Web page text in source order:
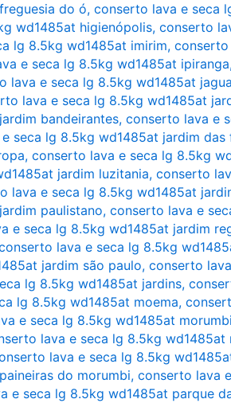
do ó, conserto lava e seca
wd1485at higienópolis, conserto
lg 8.5kg wd1485at imirim, conserto
e seca lg 8.5kg wd1485at ipiranga
lava e seca lg 8.5kg wd1485at
lava e seca lg 8.5kg wd1485at
bandeirantes, conserto lava e
seca lg 8.5kg wd1485at jardim das
, conserto lava e seca lg 8.5kg
jardim luzitania, conserto
lava e seca lg 8.5kg wd1485at
paulistano, conserto lava e
e seca lg 8.5kg wd1485at jardim
lava e seca lg 8.5kg
jardim são paulo, conserto
lg 8.5kg wd1485at jardins,
lg 8.5kg wd1485at moema,
e seca lg 8.5kg wd1485at morumbi
lava e seca lg 8.5kg wd1485at
lava e seca lg 8.5kg
do morumbi, conserto lava
e seca lg 8.5kg wd1485at parque